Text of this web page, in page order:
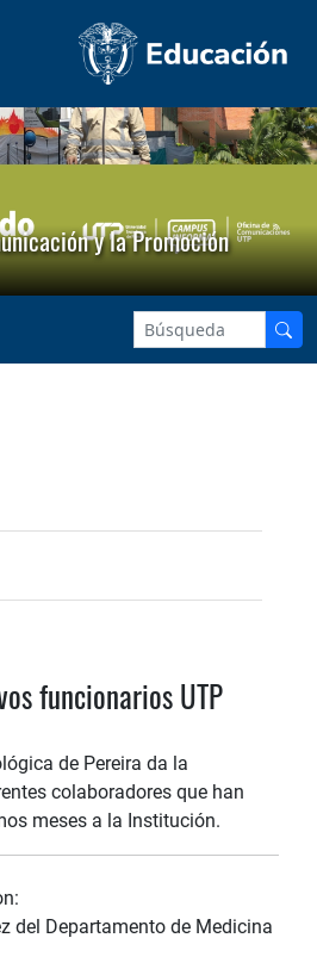
y la Promoción
funcionarios UTP
de Pereira da la
colaboradores que han
meses a la Institución.
del Departamento de Medicina